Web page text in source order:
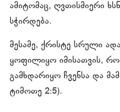
ამიტომაც, ღვთისმიერი
სჭირდება.
მესამე, ქრისტე სრული
ყოფილიყო იმისათვის,
გამხდარიყო ჩვენსა და
ტიმოთე 2:5).